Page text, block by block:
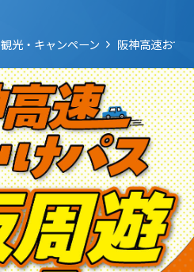
観光・キャンペーン 阪神高速おで